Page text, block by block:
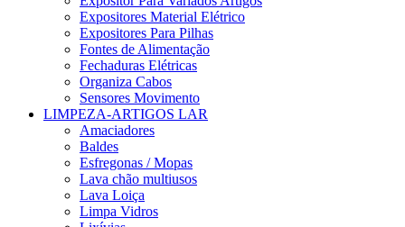
Expositores Material Elétrico
Expositores Para Pilhas
Fontes de Alimentação
Fechaduras Elétricas
Organiza Cabos
Sensores Movimento
LIMPEZA-ARTIGOS LAR
Amaciadores
Baldes
Esfregonas / Mopas
Lava chão multiusos
Lava Loiça
Limpa Vidros